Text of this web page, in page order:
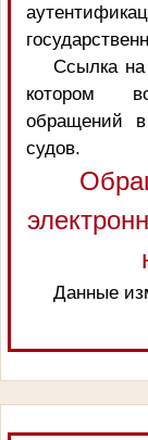
Ссылка
котором
обращений
судов.
Данные